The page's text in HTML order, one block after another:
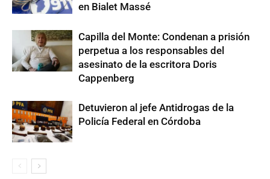
en Bialet Massé
Capilla del Monte: Condenan a prisión
perpetua a los responsables del
asesinato de la escritora Doris
Cappenberg
Detuvieron al jefe Antidrogas de la
Policía Federal en Córdoba